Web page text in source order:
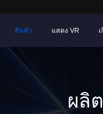
สินค้า แสดง VR
ผลิ